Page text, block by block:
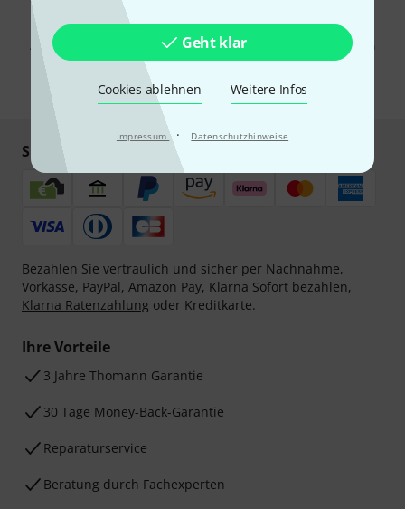
Geht klar
Cookies ablehnen Weitere Infos
Impressum · Datenschutzhinweise
Mit Klick auf „Jetzt anmelden“ stimmen Sie dem Erhalt von E-Mail-
Werbung und einer Messung des E-Mail-Nutzungsverhaltens zu. Die
Abmeldung ist jederzeit möglich. Weitere Informationen finden Sie in
unserenDatenschutzhinweisen.
* Pflichtfeld
Sicher einkaufen & bezahlen
Bezahlen Sie vertraulich und sicher per Nachnahme,
Vorkasse, PayPal, Amazon Pay, Klarna Sofort bezahlen,
Klarna Ratenzahlung oder Kreditkarte.
Ihre Vorteile
3 Jahre Thomann Garantie
30 Tage Money-Back-Garantie
Reparaturservice
Beratung durch Fachexperten